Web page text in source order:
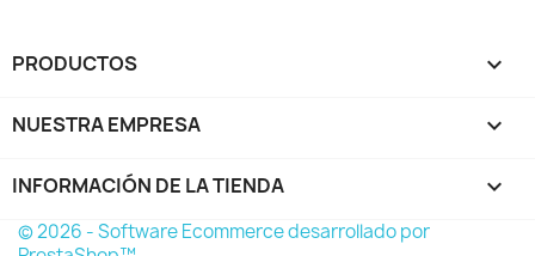
PRODUCTOS 
NUESTRA EMPRESA 
INFORMACIÓN DE LA TIENDA keyboard_arrow_down
© 2026 - Software Ecommerce desarrollado por